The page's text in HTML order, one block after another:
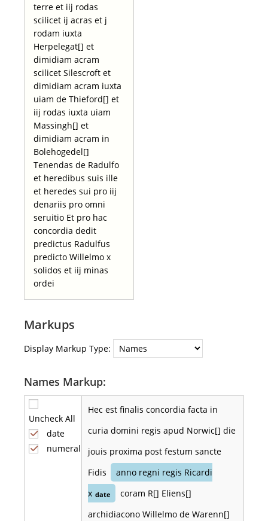
terre et iij rodas
scilicet ij acras et j
rodam iuxta
Herpelegat[] et
dimidiam acram
scilicet Silescroft et
dimidiam acram iuxta
uiam de Thieford[] et
iij rodas iuxta uiam
Massingh[] et
dimidiam acram in
Bolehogedel[]
Tenendas de Radulfo
et heredibus suis ille
et heredes sui pro iij
denariis pro omni
seruitio Et pro hac
concordia dedit
predictus Radulfus
predicto Willelmo x
solidos et iij minas
ordei
Markups
Display Markup Type:
Names Markup:
Uncheck All
date
numeral
Hec est finalis concordia facta in
curia domini regis apud Norwic[] die
jouis proxima post festum sancte
Fidis
anno regni regis Ricardi
x date
coram R[] Eliens[]
archidiacono Willelmo de Warenn[]